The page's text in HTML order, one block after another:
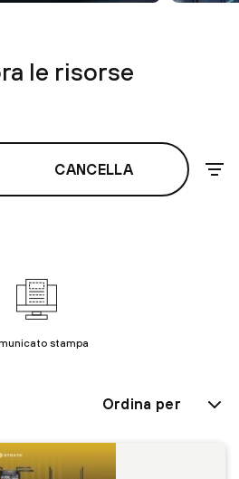
le risorse
CANCELLA
stampa
Ordina per